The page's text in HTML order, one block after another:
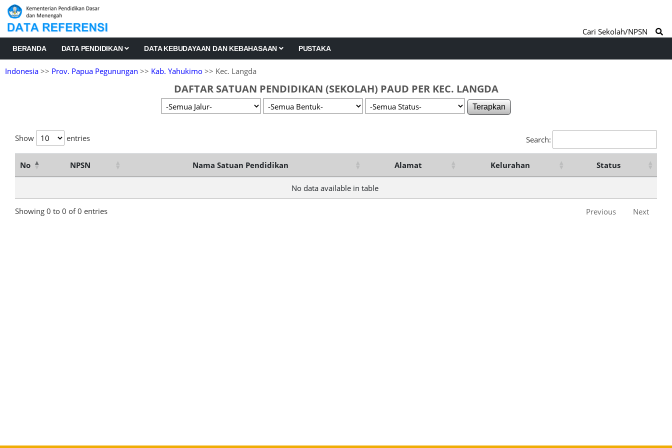
BERANDA DATA PENDIDIKAN DATA KEBUDAYAAN DAN KEBAHASAAN PUSTAKA
Cari Sekolah/NPSN
Indonesia >> Prov. Papua Pegunungan >> Kab. Yahukimo >> Kec. Langda
DAFTAR SATUAN PENDIDIKAN (SEKOLAH) PAUD PER KEC. LANGDA
Terapkan
Show entries Search:
No NPSN Nama Satuan Pendidikan Alamat Kelurahan Status
No data available in table
Showing 0 to 0 of 0 entries Previous Next